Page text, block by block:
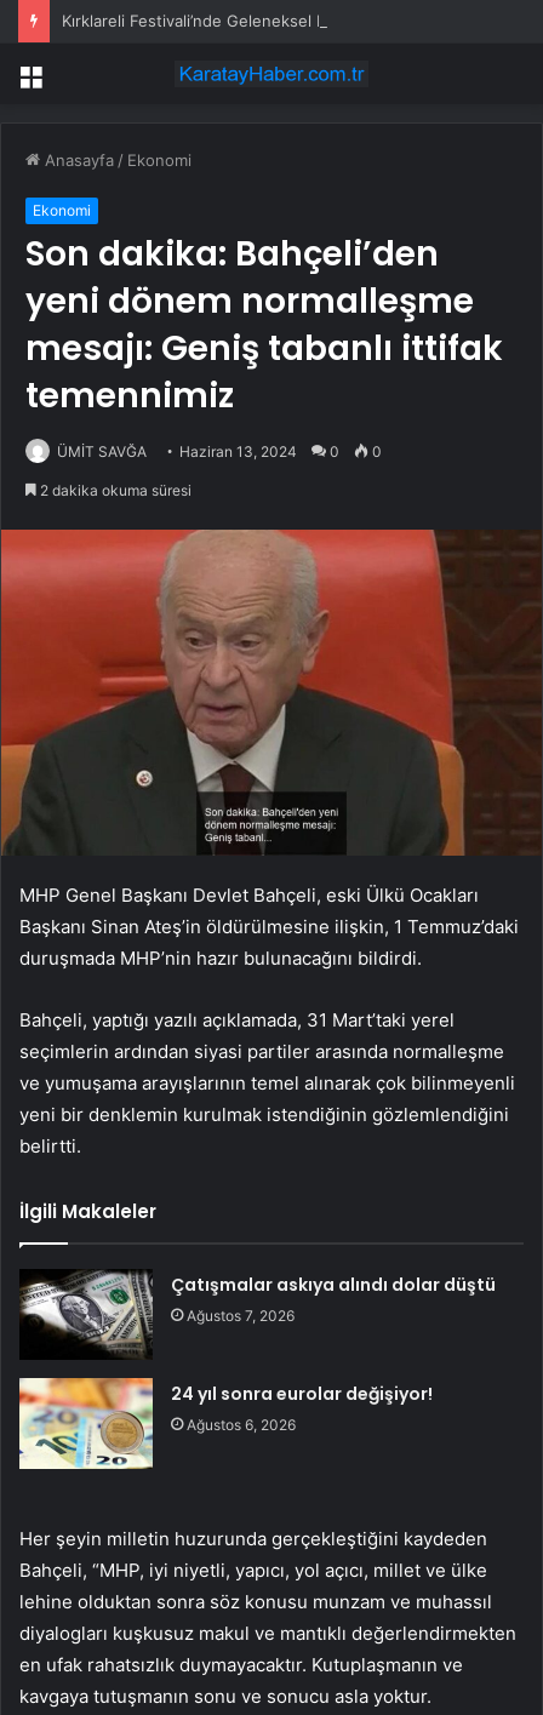
Kırklareli Festivali’nde Geleneksel Defile
Menü
Anasayfa / Ekonomi
Ekonomi
Son dakika: Bahçeli’den
yeni dönem normalleşme
mesajı: Geniş tabanlı ittifak
temennimiz
ÜMİT SAVĞA Haziran 13, 2024 0 0
2 dakika okuma süresi
MHP Genel Başkanı Devlet Bahçeli, eski Ülkü Ocakları
Başkanı Sinan Ateş’in öldürülmesine ilişkin, 1 Temmuz’daki
duruşmada MHP’nin hazır bulunacağını bildirdi.
Bahçeli, yaptığı yazılı açıklamada, 31 Mart’taki yerel
seçimlerin ardından siyasi partiler arasında normalleşme
ve yumuşama arayışlarının temel alınarak çok bilinmeyenli
yeni bir denklemin kurulmak istendiğinin gözlemlendiğini
belirtti.
İlgili Makaleler
Çatışmalar askıya alındı dolar düştü
Ağustos 7, 2026
24 yıl sonra eurolar değişiyor!
Ağustos 6, 2026
Her şeyin milletin huzurunda gerçekleştiğini kaydeden
Bahçeli, “MHP, iyi niyetli, yapıcı, yol açıcı, millet ve ülke
lehine olduktan sonra söz konusu munzam ve muhassıl
diyalogları kuşkusuz makul ve mantıklı değerlendirmekten
en ufak rahatsızlık duymayacaktır. Kutuplaşmanın ve
kavgaya tutuşmanın sonu ve sonucu asla yoktur.